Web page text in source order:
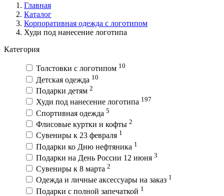
Главная
Каталог
Корпоративная одежда с логотипом
Худи под нанесение логотипа
Категория
Толстовки с логотипом 10
Детская одежда 10
Подарки детям 2
Худи под нанесение логотипа 197
Спортивная одежда 5
Флисовые куртки и кофты 2
Сувениры к 23 февраля 1
Подарки ко Дню нефтяника 1
Подарки на День России 12 июня 3
Сувениры к 8 марта 2
Одежда и личные аксессуары на заказ 1
Подарки с полной запечаткой 1